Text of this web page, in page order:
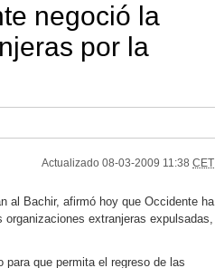
negoció la
por la
Actualizado 08-03-2009 11:38 CET
al Bachir, afirmó hoy que Occidente ha
extranjeras expulsadas,
que permita el regreso de las